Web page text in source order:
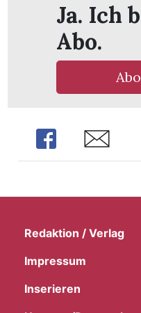
Ja. Ich
Abo.
Share Share
Redaktion / Verlag
Impressum
Inserieren